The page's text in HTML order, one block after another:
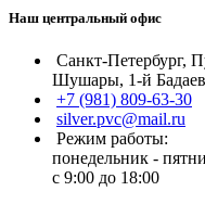
Наш центральный офис
Санкт-Петербург,
Шушары, 1-й
+7 (981) 809-63-30
silver.pvc@mail.ru
Режим работы:
понедельник -
с 9:00 до 18:00